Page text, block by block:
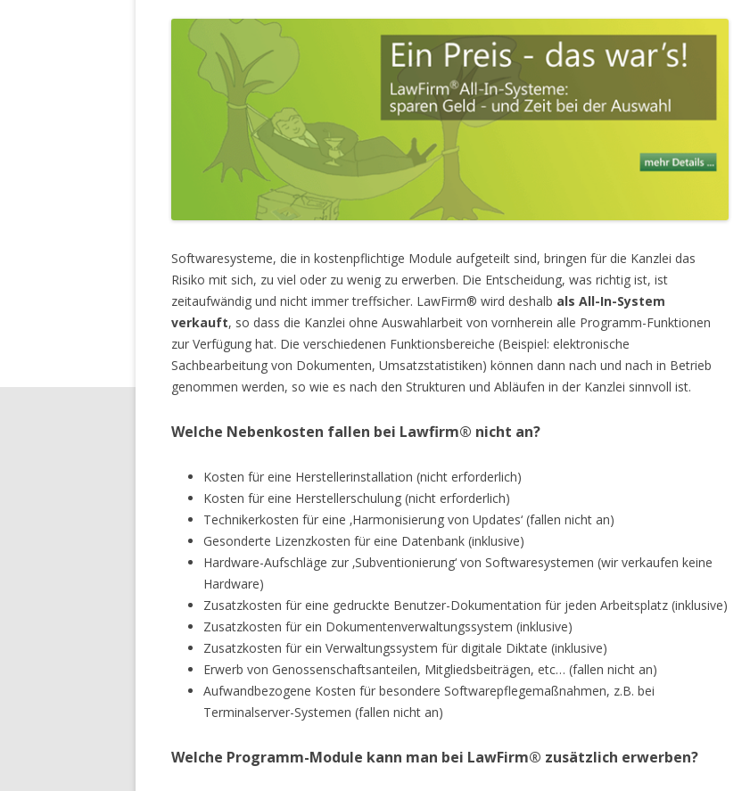
Softwaresysteme, die in kostenpflichtige Module aufgeteilt sind, bringen für die Kanzlei das
Risiko mit sich, zu viel oder zu wenig zu erwerben. Die Entscheidung, was richtig ist, ist
zeitaufwändig und nicht immer treffsicher. LawFirm® wird deshalb als All-In-System
verkauft, so dass die Kanzlei ohne Auswahlarbeit von vornherein alle Programm-Funktionen
zur Verfügung hat. Die verschiedenen Funktionsbereiche (Beispiel: elektronische
Sachbearbeitung von Dokumenten, Umsatzstatistiken) können dann nach und nach in Betrieb
genommen werden, so wie es nach den Strukturen und Abläufen in der Kanzlei sinnvoll ist.
Welche Nebenkosten fallen bei Lawfirm® nicht an?
Kosten für eine Herstellerinstallation (nicht erforderlich)
Kosten für eine Herstellerschulung (nicht erforderlich)
Technikerkosten für eine ‚Harmonisierung von Updates‘ (fallen nicht an)
Gesonderte Lizenzkosten für eine Datenbank (inklusive)
Hardware-Aufschläge zur ‚Subventionierung‘ von Softwaresystemen (wir verkaufen keine
Hardware)
Zusatzkosten für eine gedruckte Benutzer-Dokumentation für jeden Arbeitsplatz (inklusive)
Zusatzkosten für ein Dokumentenverwaltungssystem (inklusive)
Zusatzkosten für ein Verwaltungssystem für digitale Diktate (inklusive)
Erwerb von Genossenschaftsanteilen, Mitgliedsbeiträgen, etc… (fallen nicht an)
Aufwandbezogene Kosten für besondere Softwarepflegemaßnahmen, z.B. bei
Terminalserver-Systemen (fallen nicht an)
Welche Programm-Module kann man bei LawFirm® zusätzlich erwerben?